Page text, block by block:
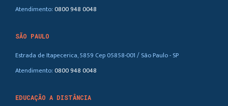
Atendimento:0800 948 0048
SÃO PAULO
Estrada de Itapecerica, 5859 Cep 05858-001 / São Paulo - SP
Atendimento:0800 948 0048
EDUCAÇÃO A DISTÂNCIA